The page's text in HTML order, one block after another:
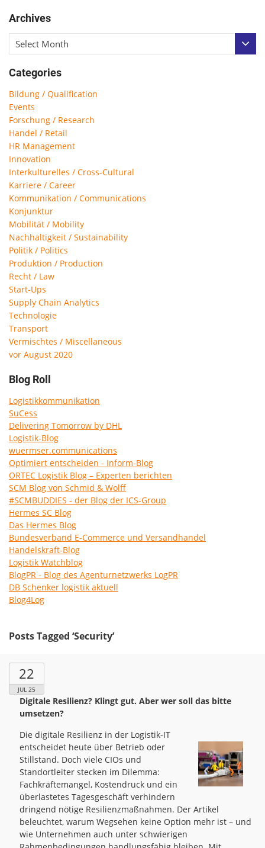
Archives
Select Month
Categories
Bildung / Qualification
Events
Forschung / Research
Handel / Retail
HR Management
Innovation
Interkulturelles / Cross-Cultural
Karriere / Career
Kommunikation / Communications
Konjunktur
Mobilität / Mobility
Nachhaltigkeit / Sustainability
Politik / Politics
Produktion / Production
Recht / Law
Start-Ups
Supply Chain Analytics
Technologie
Transport
Vermischtes / Miscellaneous
vor August 2020
Blog Roll
Logistikkommunikation
SuCess
Delivering Tomorrow by DHL
Logistik-Blog
wuermser.communications
Optimiert entscheiden - Inform-Blog
ORTEC Logistik Blog – Experten berichten
SCM Blog von Schmid & Wolff
#SCMBUDDIES - der Blog der ICS-Group
Hermes SC Blog
Das Hermes Blog
Bundesverband E-Commerce und Versandhandel
Handelskraft-Blog
Logistik Watchblog
BlogPR - Blog des Agenturnetzwerks LogPR
DB Schenker logistik aktuell
Blog4Log
Posts Tagged ‘Security’
22
JUL 25
Digitale Resilienz? Klingt gut. Aber wer soll das bitte
umsetzen?
Die digitale Resilienz in der Logistik-IT
entscheidet heute über Betrieb oder
Stillstand. Doch viele CIOs und
Standortleiter stecken im Dilemma:
Fachkräftemangel, Kostendruck und ein
überlastetes Tagesgeschäft verhindern
dringend nötige Resilienzmaßnahmen. Der Artikel
beleuchtet, warum Wegsehen keine Option mehr ist – und
wie Unternehmen auch unter schwierigen